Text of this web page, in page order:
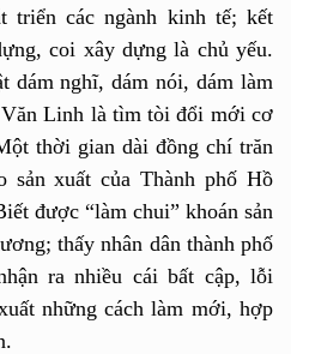
triển các ngành kinh tế; kết
coi xây dựng là chủ yếu.
dám nghĩ, dám nói, dám làm
Linh là tìm tòi đổi mới cơ
thời gian dài đồng chí trăn
sản xuất của Thành phố Hồ
được “làm chui” khoán sản
thấy nhân dân thành phố
ra nhiều cái bất cập, lỗi
những cách làm mới, hợp